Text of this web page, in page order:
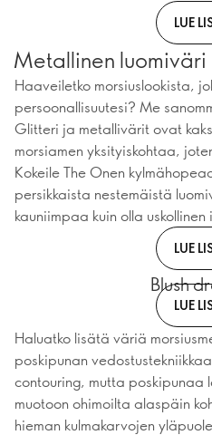
LUE
Metallinen luomiväri
Haaveiletko morsiuslookista,
persoonallisuutesi? Me
Glitteri ja metallivärit ovat
morsiamen yksityiskohtaa,
Kokeile The Onen
persikkaista nestemäistä
kauniimpaa kuin olla uskollinen
LUE
Blush
LUE
Haluatko lisätä väriä
poskipunan
contouring, mutta poskipunaa
muotoon ohimoilta alaspäin
hieman kulmakarvojen